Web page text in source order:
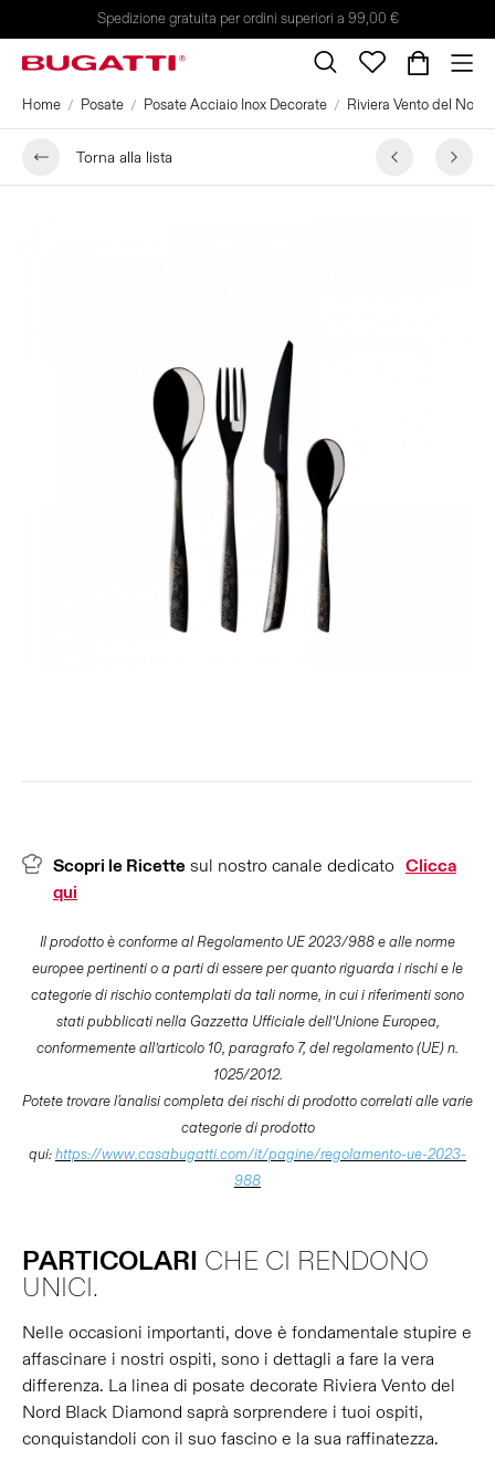
Spedizione gratuita per ordini superiori a 99,00 €
Home Posate Posate Acciaio Inox Decorate Riviera Vento del Nord
Torna alla lista
Scopri le Ricette sul nostro canale dedicato Clicca
qui
Il prodotto è conforme al Regolamento UE 2023/988 e alle norme
europee pertinenti o a parti di essere per quanto riguarda i rischi e le
categorie di rischio contemplati da tali norme, in cui i riferimenti sono
stati pubblicati nella Gazzetta Ufficiale dell’Unione Europea,
conformemente all’articolo 10, paragrafo 7, del regolamento (UE) n.
1025/2012.
Potete trovare l'analisi completa dei rischi di prodotto correlati alle varie
categorie di prodotto
qui:https://www.casabugatti.com/it/pagine/regolamento-ue-2023-
988
PARTICOLARI CHE CI RENDONO
UNICI.
Nelle occasioni importanti, dove è fondamentale stupire e
affascinare i nostri ospiti, sono i dettagli a fare la vera
differenza. La linea di posate decorate Riviera Vento del
Nord Black Diamond saprà sorprendere i tuoi ospiti,
conquistandoli con il suo fascino e la sua raffinatezza.